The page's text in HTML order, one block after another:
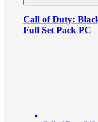
Call of Duty:
Full Set Pack PC